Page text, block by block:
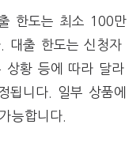
한도는 최소 100만
대출 한도는 신청자
상황 등에 따라 달라
됩니다. 일부 상품에
능합니다.